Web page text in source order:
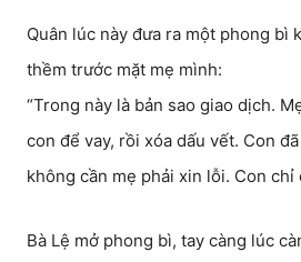
Quân lúc này đưa ra một phong bì
thềm trước mặt mẹ mình:
“Trong này là bản sao giao dịch.
con để vay, rồi xóa dấu vết. Con
không cần mẹ phải xin lỗi. Con chỉ
Bà Lệ mở phong bì, tay càng lúc